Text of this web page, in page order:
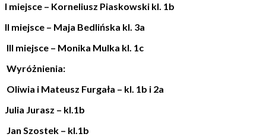
I miejsce – Korneliusz Piaskowski kl. 1b
II miejsce – Maja Bedlińska kl. 3a
III miejsce – Monika Mulka kl. 1c
Wyróżnienia:
Oliwia i Mateusz Furgała – kl. 1b i 2a
Julia Jurasz – kl.1b
Jan Szostek – kl.1b